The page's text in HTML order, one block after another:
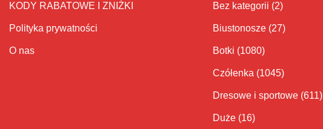
KODY RABATOWE I ZNIŻKI
Polityka prywatności
O nas
Bez kategorii (2)
Biustonosze (27)
Botki (1080)
Czółenka (1045)
Dresowe i sportowe (611)
Duże (16)